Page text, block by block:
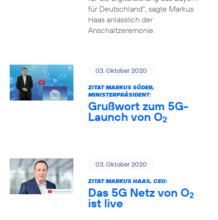
für Deutschland“, sagte Markus
Haas anlässlich der
Anschaltzeremonie.
03. Oktober 2020
ZITAT MARKUS SÖDER,
MINISTERPRÄSIDENT:
Grußwort zum 5G-
Launch von O2
03. Oktober 2020
ZITAT MARKUS HAAS, CEO:
Das 5G Netz von O2
ist live